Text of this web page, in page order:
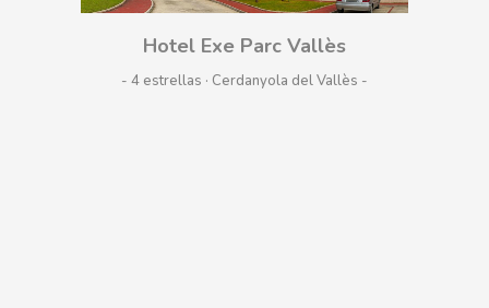
Hotel Exe Parc Vallès
- 4 estrellas · Cerdanyola del Vallès